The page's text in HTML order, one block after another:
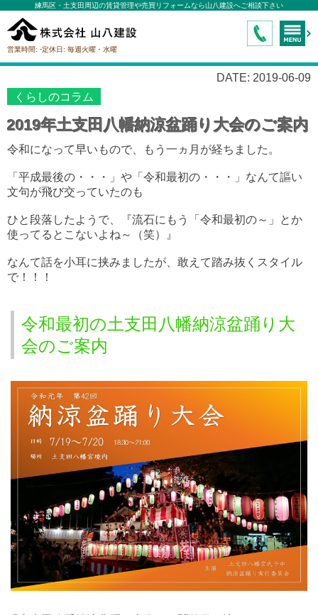
練馬区・土支田周辺の賃貸管理や売買リフォームなら山八建設へご相談下さい
営業時間: -定休日: 毎週火曜・水曜
DATE: 2019-06-09
くらしのコラム
2019年土支田八幡納涼盆踊り大会のご案内
令和になって早いもので、もう一ヵ月が経ちました。
「平成最後の・・・」や「令和最初の・・・」なんて謳い
文句が飛び交っていたのも
ひと段落したようで、
『流石にもう「令和最初の～」とか
使ってるとこないよね～（笑）』
なんて話を小耳に挟みましたが、敢えて踏み抜くスタイル
で！！！
令和最初の土支田八幡納涼盆踊り大
会のご案内